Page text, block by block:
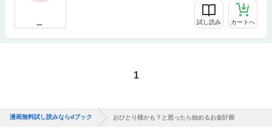
試し読み カートへ
1
漫画無料試し読みならdブック おひとり様かも？と思ったら始めるお金計画